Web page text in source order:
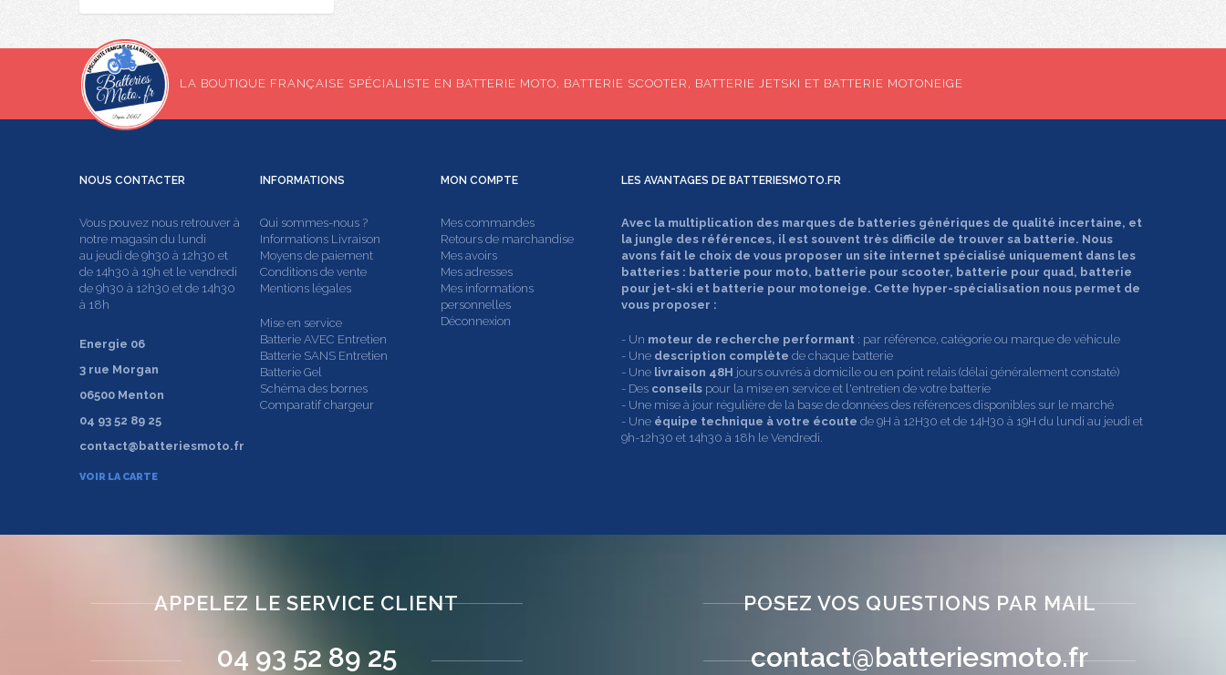
LA BOUTIQUE FRANÇAISE SPÉCIALISTE EN BATTERIE MOTO, BATTERIE SCOOTER, BATTERIE JETSKI ET BATTERIE MOTONEIGE
NOUS CONTACTER
Vous pouvez nous retrouver à
notre magasin du lundi
au jeudi de 9h30 à 12h30 et
de 14h30 à 19h et le vendredi
de 9h30 à 12h30 et de 14h30
à 18h
Energie 06
3 rue Morgan
06500 Menton
04 93 52 89 25
contact@batteriesmoto.fr
VOIR LA CARTE
INFORMATIONS
Qui sommes-nous ?
Informations Livraison
Moyens de paiement
Conditions de vente
Mentions légales
Mise en service
Batterie AVEC Entretien
Batterie SANS Entretien
Batterie Gel
Schéma des bornes
Comparatif chargeur
MON COMPTE
Mes commandes
Retours de marchandise
Mes avoirs
Mes adresses
Mes informations
personnelles
Déconnexion
LES AVANTAGES DE BATTERIESMOTO.FR
Avec la multiplication des marques de batteries génériques de qualité incertaine, et
la jungle des références, il est souvent très difficile de trouver sa batterie. Nous
avons fait le choix de vous proposer un site internet spécialisé uniquement dans les
batteries : batterie pour moto, batterie pour scooter, batterie pour quad, batterie
pour jet-ski et batterie pour motoneige. Cette hyper-spécialisation nous permet de
vous proposer :
- Un moteur de recherche performant : par référence, catégorie ou marque de véhicule
- Une description complète de chaque batterie
- Une livraison 48H jours ouvrés à domicile ou en point relais (délai généralement constaté)
- Des conseils pour la mise en service et l'entretien de votre batterie
- Une mise à jour régulière de la base de données des références disponibles sur le marché
- Une équipe technique à votre écoute de 9H à 12H30 et de 14H30 à 19H du lundi au jeudi et
9h-12h30 et 14h30 à 18h le Vendredi.
APPELEZ LE SERVICE CLIENT
04 93 52 89 25
POSEZ VOS QUESTIONS PAR MAIL
contact@batteriesmoto.fr